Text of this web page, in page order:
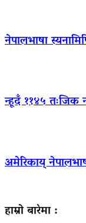
नेपालभाषा
न्हूदँ ११४५ तःजिक
अमेरिकाय्
हाम्रो बारेमा :